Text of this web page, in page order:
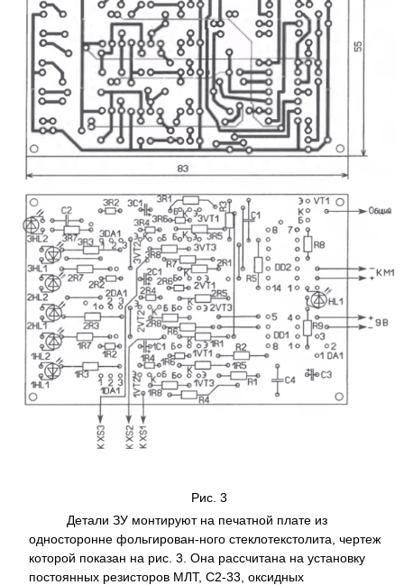
Рис. 3
Детали ЗУ монтируют на печатной плате из
односторонне фольгирован-ного стеклотекстолита, чертеж
которой показан на рис. 3. Она рассчитана на установку
постоянных резисторов МЛТ, С2-33, оксидных